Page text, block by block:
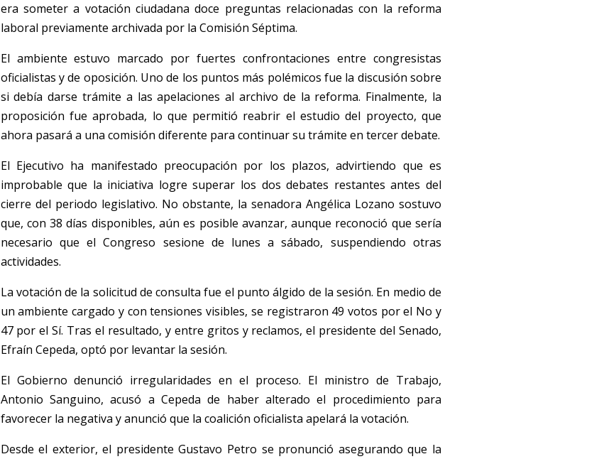
era someter a votación ciudadana doce preguntas relacionadas con la reforma
laboral previamente archivada por la Comisión Séptima.
El ambiente estuvo marcado por fuertes confrontaciones entre congresistas
oficialistas y de oposición. Uno de los puntos más polémicos fue la discusión sobre
si debía darse trámite a las apelaciones al archivo de la reforma. Finalmente, la
proposición fue aprobada, lo que permitió reabrir el estudio del proyecto, que
ahora pasará a una comisión diferente para continuar su trámite en tercer debate.
El Ejecutivo ha manifestado preocupación por los plazos, advirtiendo que es
improbable que la iniciativa logre superar los dos debates restantes antes del
cierre del periodo legislativo. No obstante, la senadora Angélica Lozano sostuvo
que, con 38 días disponibles, aún es posible avanzar, aunque reconoció que sería
necesario que el Congreso sesione de lunes a sábado, suspendiendo otras
actividades.
La votación de la solicitud de consulta fue el punto álgido de la sesión. En medio de
un ambiente cargado y con tensiones visibles, se registraron 49 votos por el No y
47 por el Sí. Tras el resultado, y entre gritos y reclamos, el presidente del Senado,
Efraín Cepeda, optó por levantar la sesión.
El Gobierno denunció irregularidades en el proceso. El ministro de Trabajo,
Antonio Sanguino, acusó a Cepeda de haber alterado el procedimiento para
favorecer la negativa y anunció que la coalición oficialista apelará la votación.
Desde el exterior, el presidente Gustavo Petro se pronunció asegurando que la